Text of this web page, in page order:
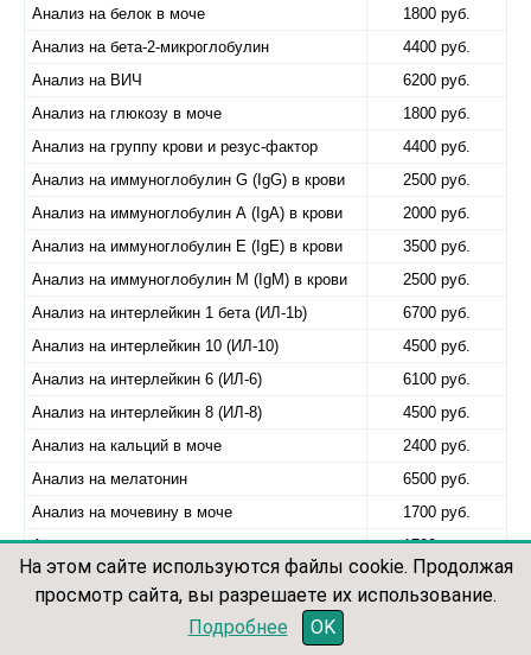
Анализ на белок в моче
1800 руб.
Анализ на бета-2-микроглобулин
4400 руб.
Анализ на ВИЧ
6200 руб.
Анализ на глюкозу в моче
1800 руб.
Анализ на группу крови и резус-фактор
4400 руб.
Анализ на иммуноглобулин G (IgG) в крови
2500 руб.
Анализ на иммуноглобулин А (IgA) в крови
2000 руб.
Анализ на иммуноглобулин Е (IgE) в крови
3500 руб.
Анализ на иммуноглобулин М (IgM) в крови
2500 руб.
Анализ на интерлейкин 1 бета (ИЛ-1b)
6700 руб.
Анализ на интерлейкин 10 (ИЛ-10)
4500 руб.
Анализ на интерлейкин 6 (ИЛ-6)
6100 руб.
Анализ на интерлейкин 8 (ИЛ-8)
4500 руб.
Анализ на кальций в моче
2400 руб.
Анализ на мелатонин
6500 руб.
Анализ на мочевину в моче
1700 руб.
Анализ на мочевую кислоту в моче
1700 руб.
Анализ на норадреналин
8137 руб.
записаться по телефону
На этом сайте используются файлы cookie. Продолжая
просмотр сайта, вы разрешаете их использование.
Подробнее
OK